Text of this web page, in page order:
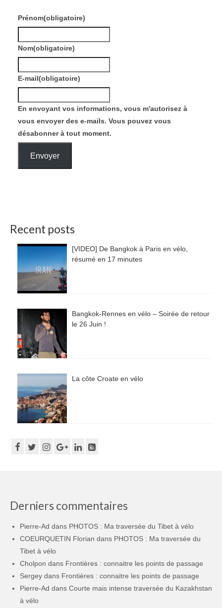
Prénom(obligatoire)
Nom(obligatoire)
E-mail(obligatoire)
En envoyant vos informations, vous m'autorisez à
vous envoyer des e-mails. Vous pouvez vous
désabonner à tout moment.
Envoyer
Recent posts
[VIDEO] De Bangkok à Paris en vélo,
résumé en 17 minutes
Bangkok-Rennes en vélo – Soirée de retour
le 26 Juin !
La côte Croate en vélo
Derniers commentaires
Pierre-Ad dans PHOTOS : Ma traversée du Tibet à vélo
COEURQUETIN Florian dans PHOTOS : Ma traversée du
Tibet à vélo
Cholpon dans Frontières : connaitre les points de passage
Sergey dans Frontières : connaitre les points de passage
Pierre-Ad dans Courte mais intense traversée du Kazakhstan
à vélo